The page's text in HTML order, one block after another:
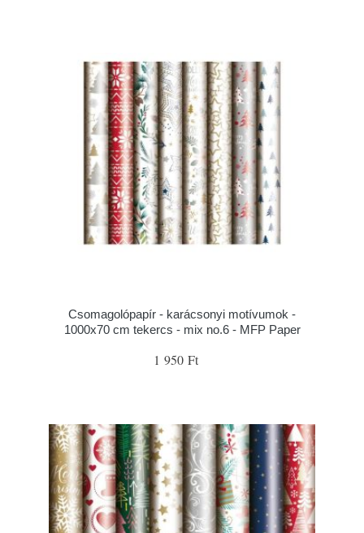
Csomagolópapír - karácsonyi motívumok -
1000x70 cm tekercs - mix no.6 - MFP Paper
1 950 Ft